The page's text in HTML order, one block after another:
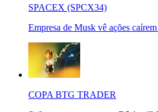
SPACEX (SPCX34)
Empresa de Musk vê ações
COPA BTG TRADER